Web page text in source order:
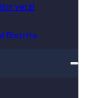
verzi
Bistrița